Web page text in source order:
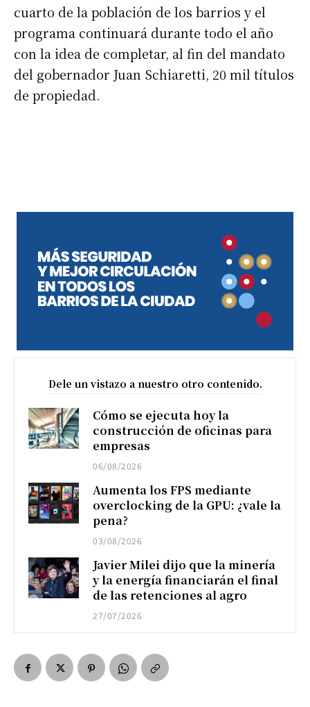
cuarto de la población de los barrios y el
programa continuará durante todo el año
con la idea de completar, al fin del mandato
del gobernador Juan Schiaretti, 20 mil títulos
de propiedad.
Dele un vistazo a nuestro otro contenido.
Cómo se ejecuta hoy la
construcción de oficinas para
empresas
06/08/2026
Aumenta los FPS mediante
overclocking de la GPU: ¿vale la
pena?
03/08/2026
Javier Milei dijo que la minería
y la energía financiarán el final
de las retenciones al agro
27/07/2026